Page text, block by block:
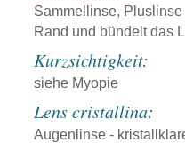
Sammellinse,
Rand und bündelt das
Kurzsichtigkeit:
siehe Myopie
Lens cristallina:
Augenlinse -